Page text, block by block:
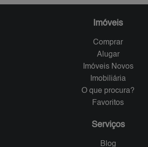
Imóveis
Comprar
Alugar
Imóveis Novos
Imobiliária
O que procura?
Favoritos
Serviços
Blog